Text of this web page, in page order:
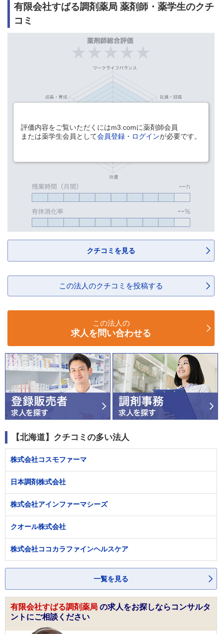
有限会社すばる調剤薬局 薬剤師・薬学生のクチ
コミ
評価内容をご覧いただくにはm3.comに薬剤師会員
または薬学生会員として会員登録・ログインが必要です。
クチコミを見る
この法人のクチコミを投稿する
この法人の
求人を問い合わせる
【北海道】クチコミの多い法人
株式会社コスモファーマ
日本調剤株式会社
株式会社アインファーマシーズ
クオール株式会社
株式会社ココカラファインヘルスケア
一覧を見る
有限会社すばる調剤薬局 の求人をお探しならコンサルタ
ントにご相談ください